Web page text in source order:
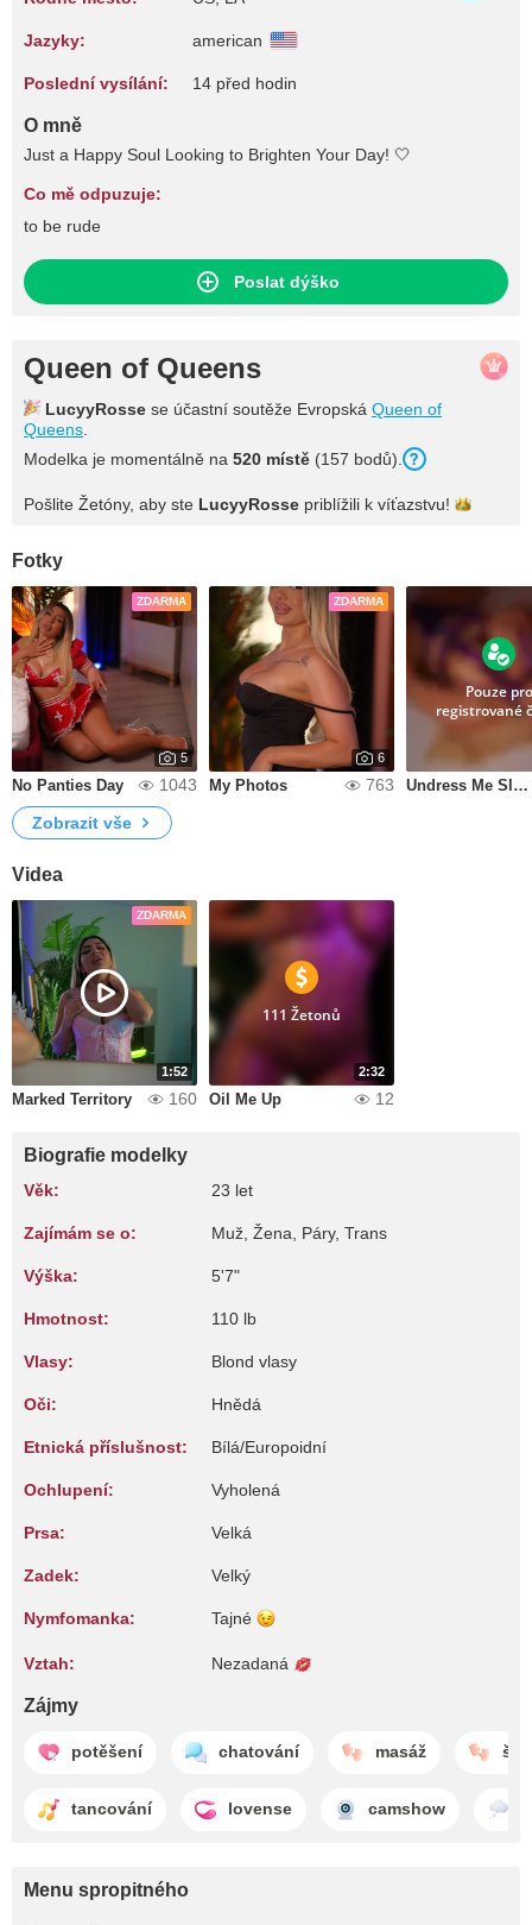
Jazyky: american
Poslední vysílání: 14 před hodin
O mně
Just a Happy Soul Looking to Brighten Your Day! 🤍
Co mě odpuzuje:
to be rude
Poslat dýško
Queen of Queens
LucyyRosse se účastní soutěže Evropská Queen of
Queens
Modelka je momentálně na 520 místě (157 bodů).
Pošlite Žetóny, aby ste LucyyRosse priblížili k víťazstvu!
Fotky
ZDARMA
5
No Panties Day 1043
ZDARMA
6
My Photos 763
Pouze pro
registrované
Undress Me Slowly
Zobrazit vše
Videa
ZDARMA
1:52
Marked Territory 160
2:32
111 Žetonů
Oil Me Up 12
Biografie modelky
Věk: 23 let
Zajímám se o: Muž, Žena, Páry, Trans
Výška: 5'7"
Hmotnost: 110 lb
Vlasy: Blond vlasy
Oči: Hnědá
Etnická příslušnost: Bílá/Europoidní
Ochlupení: Vyholená
Prsa: Velká
Zadek: Velký
Nymfomanka: Tajné
Vztah: Nezadaná
Zájmy
potěšení chatování masáž
tancování lovense camshow
Menu spropitného